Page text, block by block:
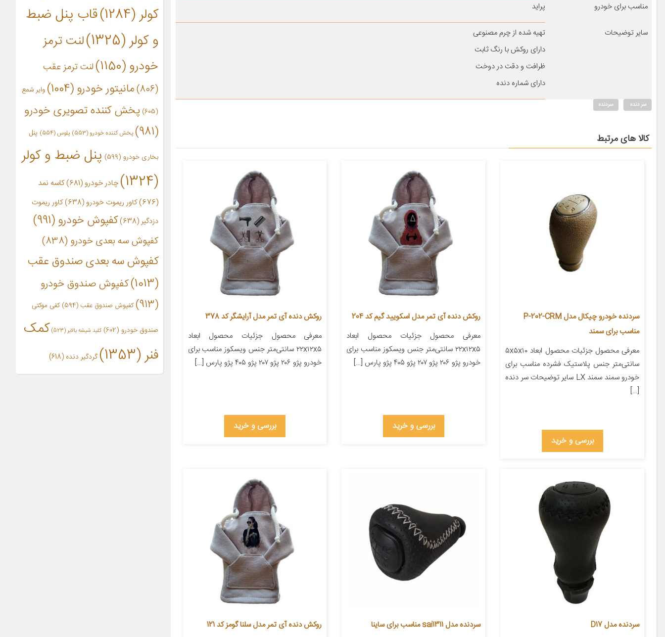
مناسب برای خودرو پراید
سایر توضیحات
تهیه شده از چرم مصنوعی
دارای روکش با رنگ ثابت
ظرافت و دقت در دوخت
دارای شماره دنده
سر دنده سردنده
کالا های مرتبط
سردنده خودرو چیکال مدل P-202-CRM
مناسب برای سمند
معرفی محصول جزئیات محصول ابعاد ۵x۵x۱۰
سانتی‌متر جنس پلاستیک فشرده مناسب برای
خودرو سمند سمند LX سایر توضیحات سر دنده
[…]
بررسی و خرید
روکش دنده آی تمر مدل اسکویید گیم کد 204
معرفی محصول جزئیات محصول ابعاد
۲۲x۱۲x۵ سانتی‌متر جنس ویسکوز مناسب برای
خودرو پژو ۲۰۶ پژو ۲۰۷ پژو ۴۰۵ پژو پارس […]
بررسی و خرید
روکش دنده آی تمر مدل آرایشگر کد 378
معرفی محصول جزئیات محصول ابعاد
۲۲x۱۲x۵ سانتی‌متر جنس ویسکوز مناسب برای
خودرو پژو ۲۰۶ پژو ۲۰۷ پژو ۴۰۵ پژو پارس […]
بررسی و خرید
سردنده مدل D17
سردنده مدل sai1311 مناسب برای ساینا
روکش دنده آی تمر مدل سلنا گومز کد 121
کولر(1284)
قاب پنل ضبط
و کولر(1325)
لنت ترمز
خودرو(1150)
لنت ترمز عقب
(806)
مانیتور خودرو(1004)
وایر شمع
(605)
پخش کننده تصویری خودرو
(981)
پخش کننده خودرو(553) پلوس(554) پنل
بخاری خودرو (599)
پنل ضبط و کولر
(1324)
چادر خودرو (681)
کاسه نمد
(676)
کاور ریموت خودرو(638)
کاور ریموت
دزدگیر(638) کفپوش خودرو(991)
کفپوش سه بعدی خودرو (838)
کفپوش سه بعدی صندوق عقب
(1013)
کفپوش صندوق خودرو
(913)
کفپوش صندوق عقب (594) کفی موکتی
صندوق خودرو (602) کلید شیشه بالابر(523)
کمک
فنر(1353) گردگیر دنده (618)